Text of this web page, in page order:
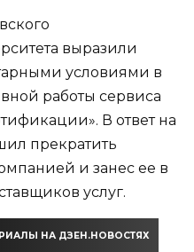
выразили
условиями в
работы сервиса
В ответ на
прекратить
и занес ее в
услуг.
НА ДЗЕН.НОВОСТЯХ